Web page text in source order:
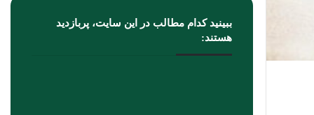
ببینید کدام مطالب در این سایت، پربازدید
هستند: